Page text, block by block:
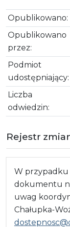
Opublikowano:
Opublikowano
przez:
Podmiot
udostępniający:
Liczba
odwiedzin:
Rejestr
W przypadku
dokumentu
uwag
Chałupka-